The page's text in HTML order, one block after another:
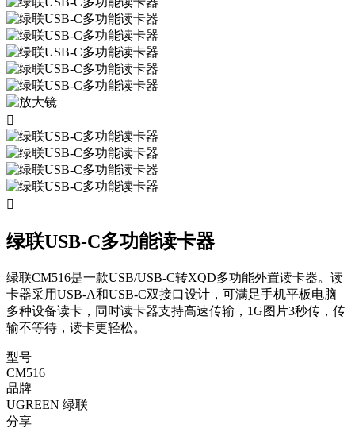


绿联USB-C多功能读卡器
绿联CM516是一款USB/USB-C转XQD多功能外置读卡器。读
卡器采用USB-A和USB-C双接口设计，可满足手机平板电脑
多种设备读卡，同时读卡器支持高速传输，1G图片3秒传，传
输不等待，读卡更轻松。
型号
CM516
品牌
UGREEN 绿联
分享